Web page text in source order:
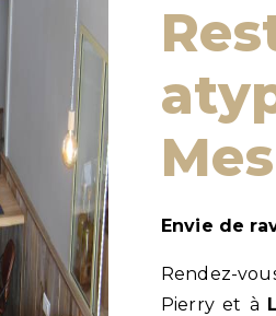
restauration
Envie de
Rendez-
Pierry et à